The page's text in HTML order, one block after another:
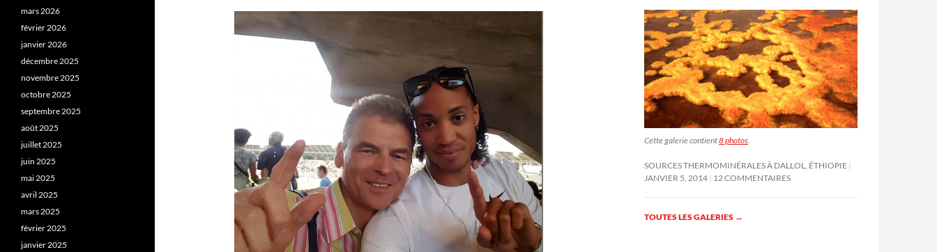
Cette galerie contient8 photos
SOURCES THERMOMINÉRALES À DALLOL, ÉTHIOPIE
JANVIER 5, 2014 12 COMMENTAIRES
TOUTES LES GALERIES →
mars 2026
février 2026
janvier 2026
décembre 2025
novembre 2025
octobre 2025
septembre 2025
août 2025
juillet 2025
juin 2025
mai 2025
avril 2025
mars 2025
février 2025
janvier 2025